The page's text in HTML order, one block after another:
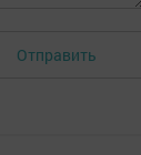
Отправить